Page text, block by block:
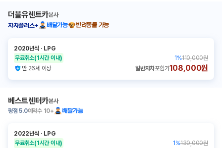
더블유렌트카본사
자차플러스+
배달가능 반려동물 가능
2020년식 ㆍ LPG
무료취소(1시간 이내) 1 %110,000원
만 26세 이상
일반자차포함가108,000원
베스트렌터카본사
평점 5.0예약수 10+ 배달가능
2022년식 ㆍ LPG
무료취소(1시간 이내) 1 %130,000원